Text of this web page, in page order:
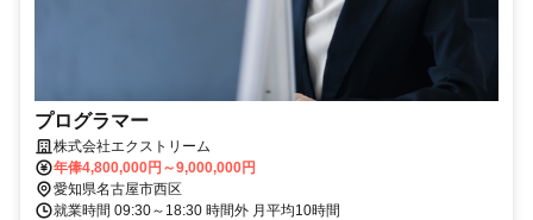
プログラマー
株式会社エクストリーム
年俸4,800,000円～9,000,000円
愛知県名古屋市西区
就業時間 09:30～18:30 時間外 月平均10時間